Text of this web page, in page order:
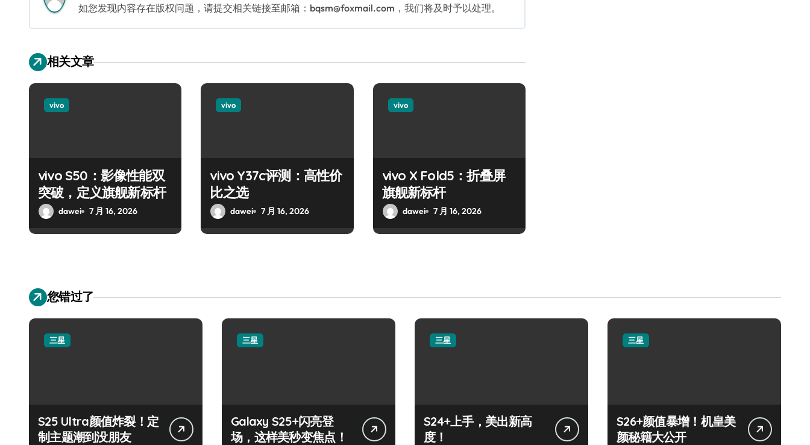
如您发现内容存在版权问题，请提交相关链接至邮箱：bqsm@foxmail.com，我们将及时予以处理。
相关文章
vivo
vivo S50：影像性能双
突破，定义旗舰新标杆
dawei 7 月 16, 2026
vivo
vivo Y37c评测：高性价
比之选
dawei 7 月 16, 2026
vivo
vivo X Fold5：折叠屏
旗舰新标杆
dawei 7 月 16, 2026
您错过了
三星
S25 Ultra颜值炸裂！定
制主题潮到没朋友
三星
Galaxy S25+闪亮登
场，这样美秒变焦点！
三星
S24+上手，美出新高
度！
三星
S26+颜值暴增！机皇美
颜秘籍大公开